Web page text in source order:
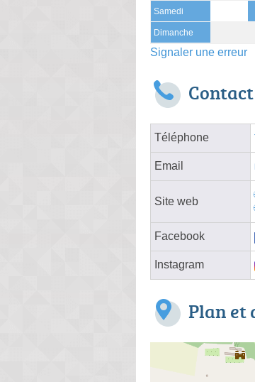
Samedi
Dimanche
Signaler une erreur
Contact
Téléphone
Email
Site web
Facebook
Instagram
Plan et